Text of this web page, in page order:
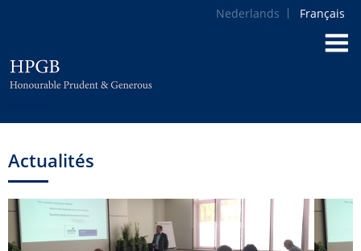
Nederlands Français
Actualités